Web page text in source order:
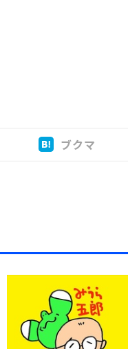
ブクマ